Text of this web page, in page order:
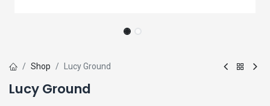
Shop Lucy Ground
Lucy Ground